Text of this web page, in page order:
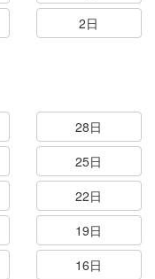
2日
28日
25日
22日
19日
16日